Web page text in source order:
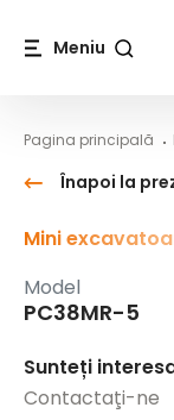
Meniu
Pagina principală
Înapoi la
Mini
Model
PC38MR-5
Sunteți
Contactaţi-ne